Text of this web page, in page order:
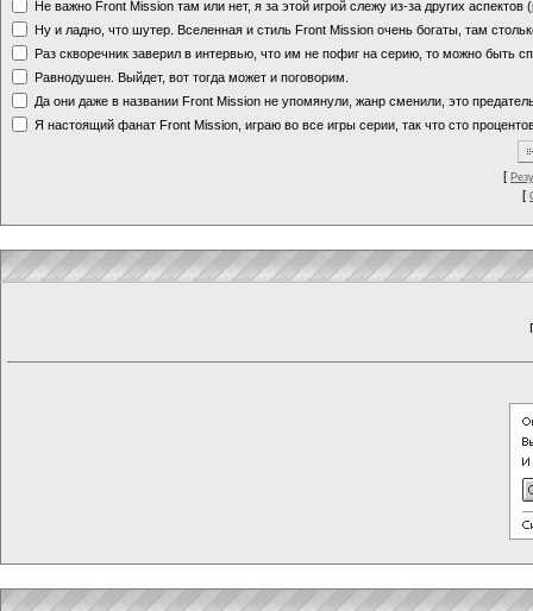
Не важно Front Mission там или нет, я за этой игрой слежу из-за других аспектов
Ну и ладно, что шутер. Вселенная и стиль Front Mission очень богаты, там
Раз скворечник заверил в интервью, что им не пофиг на серию, то можно быть
Равнодушен. Выйдет, вот тогда может и поговорим.
Да они даже в названии Front Mission не упомянули, жанр сменили, это
Я настоящий фанат Front Mission, играю во все игры серии, так что сто
[
[